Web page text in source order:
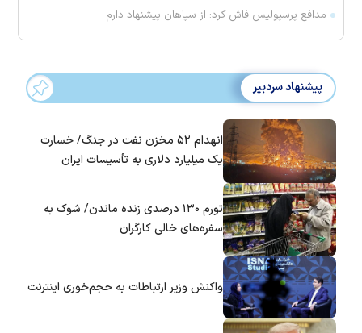
مدافع پرسپولیس فاش کرد: از سپاهان پیشنهاد دارم
پیشنهاد سردبیر
انهدام ۵۲ مخزن نفت در جنگ/ خسارت
یک میلیارد دلاری به تأسیسات ایران
تورم ۱۳۰ درصدی زنده ماندن/ شوک به
سفره‌های خالی کارگران
واکنش وزیر ارتباطات به حجم‌خوری اینترنت